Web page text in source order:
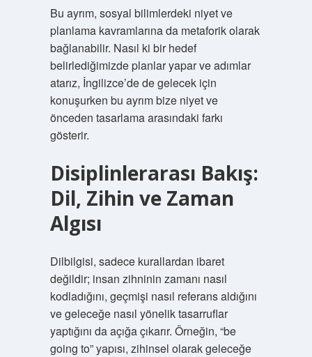
Bu ayrım, sosyal bilimlerdeki niyet ve
planlama kavramlarına da metaforik olarak
bağlanabilir. Nasıl ki bir hedef
belirlediğimizde planlar yapar ve adımlar
atarız, İngilizce’de de gelecek için
konuşurken bu ayrım bize niyet ve
önceden tasarlama arasındaki farkı
gösterir.
Disiplinlerarası Bakış:
Dil, Zihin ve Zaman
Algısı
Dilbilgisi, sadece kurallardan ibaret
değildir; insan zihninin zamanı nasıl
kodladığını, geçmişi nasıl referans aldığını
ve geleceğe nasıl yönelik tasarruflar
yaptığını da açığa çıkarır. Örneğin, “be
going to” yapısı, zihinsel olarak geleceğe